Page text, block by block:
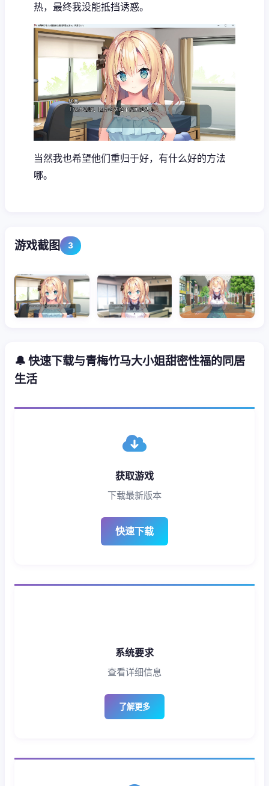
热，最终我没能抵挡诱惑。
当然我也希望他们重归于好，有什么好的方法
哪。
游戏截图 3
🔔 快速下载与青梅竹马大小姐甜密性福的同居
生活
获取游戏
下载最新版本
快速下载
系统要求
查看详细信息
了解更多